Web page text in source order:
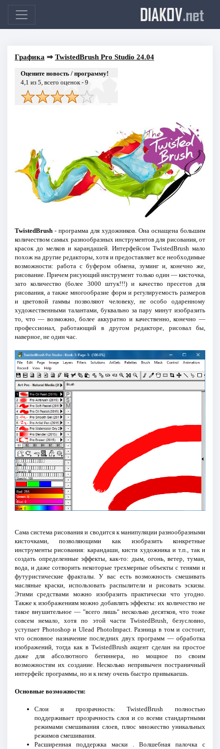
DIAKOV.net
Графика ⇒ TwistedBrush Pro Studio 24.04
Оцените новость / программу!
4,1 из 5, всего оценок - 9
TwistedBrush- программа для художников. Она оснащена большим
количеством самых разнообразных инструментов для рисования, от
красок до мелков и карандашей. Интерфейсом TwistedBrush мало
похож на другие редакторы, хотя и предоставляет все необходимые
возможности: работа с буфером обмена, зуминг и, конечно же,
рисование. Причем рисующий инструмент только один — кисточка,
зато количество (более 3000 штук!!!) и качество пресетов для
рисования, а также многообразие форм и регулируемость размеров
и цветовой гаммы позволяют человеку, не особо одаренному
художественными талантами, буквально за пару минут изобразить
то, что — возможно, более аккуратно и качественно, конечно —
профессионал, работающий в другом редакторе, рисовал бы,
наверное, не один час.
Сама система рисования и сводится к манипуляции разнообразными
кисточками, позволяющими как изобразить конкретные
инструменты рисования: карандаши, кисти художника и т.п., так и
создать определенные эффекты, как-то: дым, огонь, ветер, туман,
вода, и даже сотворить некоторые трехмерные объекты с тенями и
футуристические фракталы. У вас есть возможность смешивать
масляные краски, использовать распылители и рисовать эскизы.
Этими средствами можно изобразить практически что угодно.
Также к изображениям можно добавлять эффекты: их количество не
такое внушительное — "всего лишь" несколько десятков, что тоже
совсем немало, хотя по этой части TwistedBrush, безусловно,
уступает Photoshop и Ulead PhotoImpact. Разница в том и состоит,
что основное назначение последних двух программ — обработка
изображений, тогда как в TwistedBrush акцент сделан на простое
даже для абсолютного бегиннера, но мощное по своим
возможностям их создание. Несколько непривычен постраничный
интерфейс программы, но и к нему очень быстро привыкаешь.
Основные возможности:
Слои и прозрачность: TwistedBrush полностью
поддерживает прозрачность слоя и со всеми стандартными
режимами смешивания слоев, плюс множество уникальных
режимов смешивания.
Расширенная поддержка маски . Волшебная палочка с